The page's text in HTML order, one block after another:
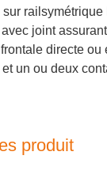
joint
directe
un ou deux
produit